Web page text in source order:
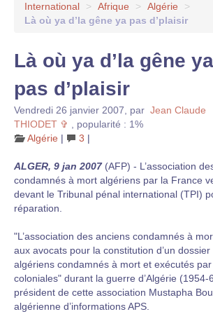
International
> Afrique > Algérie
>
Là où ya d’la gêne ya pas d’plaisir
Là où ya d’la gêne ya
pas d’plaisir
Vendredi 26 janvier 2007 par Jean Claude
THIODET ✞
popularité : 1%
Algérie | 3 |
ALGER, 9 jan 2007 (AFP) - L’association
condamnés à mort algériens par la France
devant le Tribunal pénal international (TPI)
réparation.
"L’association des anciens condamnés à
aux avocats pour la constitution d’un
algériens condamnés à mort et exécutés
coloniales" durant la guerre d’Algérie (1954-
président de cette association Mustapha
algérienne d’informations APS.